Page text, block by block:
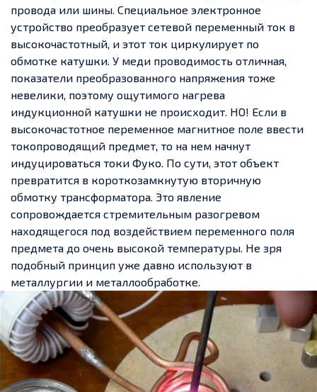
провода или шины. Специальное электронное
устройство преобразует сетевой переменный ток в
высокочастотный, и этот ток циркулирует по
обмотке катушки. У меди проводимость отличная,
показатели преобразованного напряжения тоже
невелики, поэтому ощутимого нагрева
индукционной катушки не происходит. НО! Если в
высокочастотное переменное магнитное поле ввести
токопроводящий предмет, то на нем начнут
индуцироваться токи Фуко. По сути, этот объект
превратится в короткозамкнутую вторичную
обмотку трансформатора. Это явление
сопровождается стремительным разогревом
находящегося под воздействием переменного поля
предмета до очень высокой температуры. Не зря
подобный принцип уже давно используют в
металлургии и металлообработке.